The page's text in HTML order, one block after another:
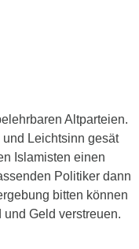
Altparteien.
Leichtsinn gesät
Islamisten einen
Politiker dann
bitten können
und Geld verstreuen.